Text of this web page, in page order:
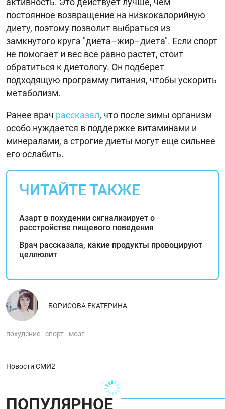
постоянное возвращение на низкокалорийную
диету, поэтому позволит выбраться из
замкнутого круга "диета–жир–диета". Если спорт
не помогает и вес все равно растет, стоит
обратиться к диетологу. Он подберет
подходящую программу питания, чтобы ускорить
метаболизм.
Ранее врач рассказал, что после зимы организм
особо нуждается в поддержке витаминами и
минералами, а строгие диеты могут еще сильнее
его ослабить.
ЧИТАЙТЕ ТАКЖЕ
Азарт в похудении сигнализирует о
расстройстве пищевого поведения
Врач рассказала, какие продукты провоцируют
целлюлит
БОРИСОВА ЕКАТЕРИНА
похудение спорт мозг
Новости СМИ2
ПОПУЛЯРНОЕ